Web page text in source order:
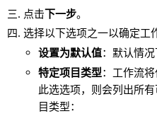
点击下一步。
选择以下选项之一以确定工
设置为默认值：默认情况
特定项目类型：工作流
此选选项，则会列出所
目类型：